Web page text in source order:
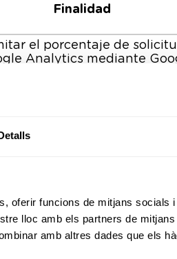
oferir funcions de mitjans socials
lloc amb els partners de
amb altres dades que els
Finalidad
el porcentaje de
Analytics mediante
que iniciar sesión cada
entra en la web.